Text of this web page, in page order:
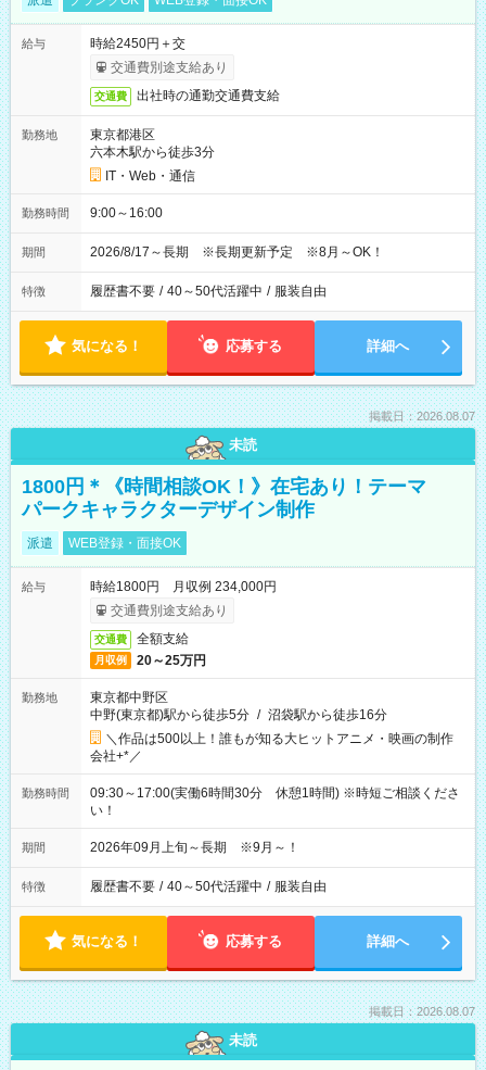
給与
時給2450円＋交
交通費別途支給あり
交通費 出社時の通勤交通費支給
勤務地
東京都港区
六本木駅から徒歩3分
IT・Web・通信
勤務時間 9:00～16:00
期間 2026/8/17～長期 ※長期更新予定 ※8月～OK！
特徴 履歴書不要 / 40～50代活躍中 / 服装自由
気になる！ 応募する 詳細へ
掲載日：2026.08.07
未読
1800円＊《時間相談OK！》在宅あり！テーマ
パークキャラクターデザイン制作
派遣 WEB登録・面接OK
給与
時給1800円 月収例 234,000円
交通費別途支給あり
交通費 全額支給
月収例 20～25万円
勤務地
東京都中野区
中野(東京都)駅から徒歩5分 / 沼袋駅から徒歩16分
＼作品は500以上！誰もが知る大ヒットアニメ・映画の制作
会社+*／
勤務時間
09:30～17:00(実働6時間30分 休憩1時間) ※時短ご相談くださ
い！
期間 2026年09月上旬～長期 ※9月～！
特徴 履歴書不要 / 40～50代活躍中 / 服装自由
気になる！ 応募する 詳細へ
掲載日：2026.08.07
未読